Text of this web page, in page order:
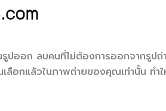
ปออก ลบคนที่ไม่ต้องการออกจากรูป
อกแล้วในภาพถ่ายของคุณเท่านั้น ทำ